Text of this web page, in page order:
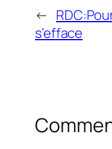
←
s’efface